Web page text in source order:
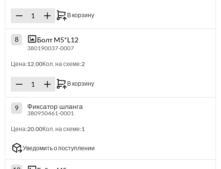
В корзину
8 Болт M5*L12
380190037-0007
Цена:12.00Кол. на схеме:2
В корзину
9 Фиксатор шланга
380950461-0001
Цена:20.00Кол. на схеме:1
Уведомить о поступлении